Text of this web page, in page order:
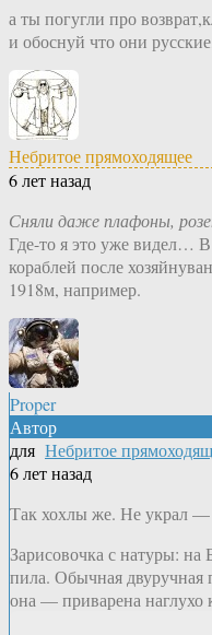
а ты погугли про
и обоснуй что они
Небритое прямоходящее
6 лет назад
Сняли даже плафоны,
Где-то я это уже видел…
кораблей после
1918м, например.
Proper
Автор
для Небритое
6 лет назад
Так хохлы же. Не украл —
Зарисовочка с натуры: на
пила. Обычная двуручная
она — приварена наглухо